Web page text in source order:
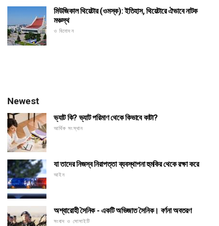
মিউজিকাল থিয়েটার (ওমস্ক): ইতিহাস, থিয়েটারে ঐভাবে নাটক
মঞ্চস্থ
ও বিনোদন
Newest
ভ্যাট কি? ভ্যাট পরিমাণ থেকে কিভাবে কাটা?
আর্থিক সংস্থান
যা তাদের নিজস্ব নিরাপত্তা ব্যবস্থাপনা হুমকির থেকে রক্ষা করে
আইন
অশ্বারোহী সৈনিক - একটি অভিজাত সৈনিক। বর্ণনা অবতরণ
সংবাদ ও সোসাইটি